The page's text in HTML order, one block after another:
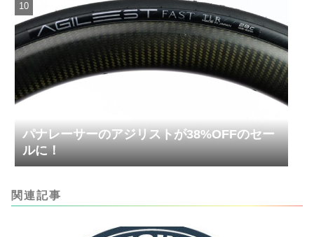
パナレーサーのアジリストが38%OFFのセー
ルに！
関連記事